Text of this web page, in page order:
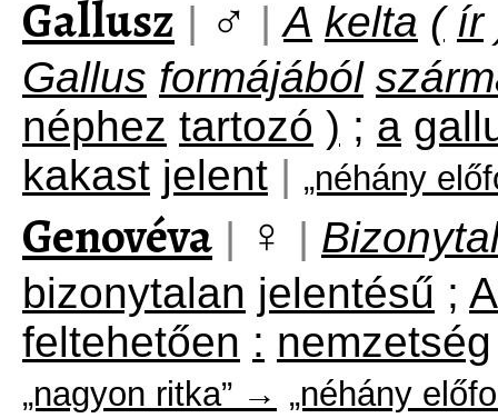
Gallusz | ♂ | A kelta ( ír
Gallus formájából
néphez tartozó ) ; a
kakast jelent | „néhány
Genovéva | ♀ |
bizonytalan jelentésű ;
feltehetően : nemzetség
„nagyon ritka” → „néhány